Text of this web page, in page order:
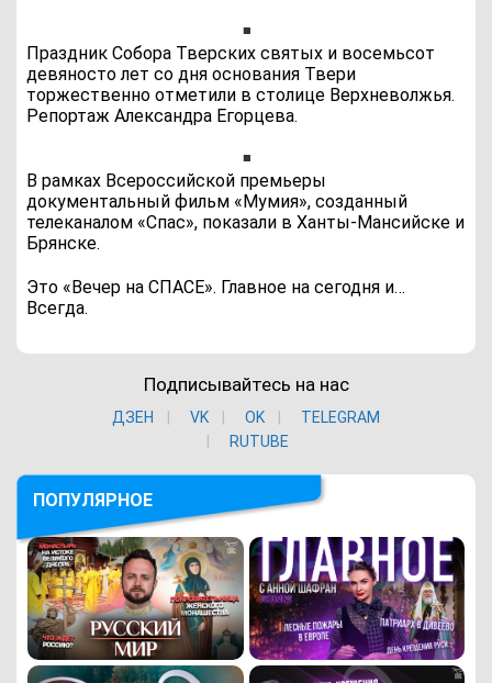
Праздник Собора Тверских святых и восемьсот
девяносто лет со дня основания Твери
торжественно отметили в столице Верхневолжья.
Репортаж Александра Егорцева.
В рамках Всероссийской премьеры
документальный фильм «Мумия», созданный
телеканалом «Спас», показали в Ханты-Мансийске и
Брянске.
Это «Вечер на СПАСЕ». Главное на сегодня и…
Всегда.
Подписывайтесь на нас
ДЗЕН VK ОK
TELEGRAM
RUTUBE
ПОПУЛЯРНОЕ